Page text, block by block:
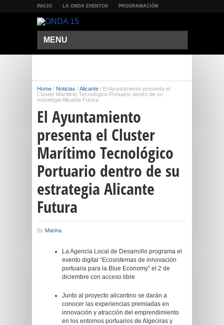
INICIO LA ONDA EVENTOS PROGRAMACIÓN
MENU
Home / Noticias /Alicante / El Ayuntamiento presenta el
Cluster Marítimo Tecnológico Portuario dentro de su
estrategia Alicante Futura
El Ayuntamiento
presenta el Cluster
Marítimo Tecnológico
Portuario dentro de su
estrategia Alicante
Futura
By Marina
La Agencia Local de Desarrollo programa el
evento digital “Ecosistemas de innovación
portuaria para la Blue Economy” el 2 de
diciembre con acceso libre
Junto al proyecto alicantino se darán a
conocer las experiencias premiadas en
innovación y atracción del emprendimiento
en los entornos portuarios de Algeciras y